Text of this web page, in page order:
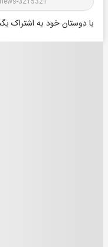
با دوستان خود به اشتراک